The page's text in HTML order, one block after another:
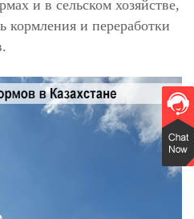
и в сельском хозяйстве,
кормления и переработки